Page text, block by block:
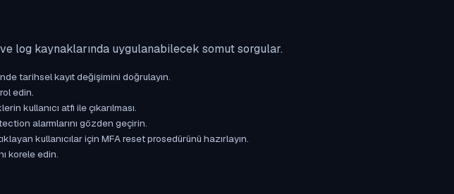
log kaynaklarında uygulanabilecek somut sorgular.
tarihsel kayıt değişimini doğrulayın.
edin.
kullanıcı atfı ile çıkarılması.
alarmlarını gözden geçirin.
kullanıcılar için MFA reset prosedürünü hazırlayın.
korele edin.